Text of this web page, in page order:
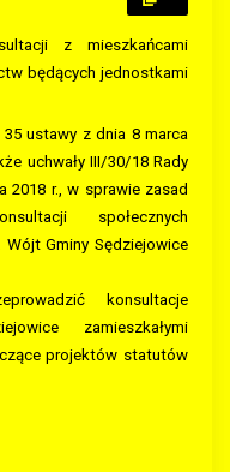
z mieszkańcami
będących jednostkami
ustawy z dnia 8 marca
uchwały III/30/18 Rady
2018 r., w sprawie zasad
społecznych
Wójt Gminy Sędziejowice
konsultacje
zamieszkałymi
projektów statutów